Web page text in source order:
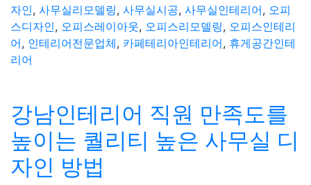
자인, 사무실리모델링, 사무실시공, 사무실인테리어, 오피
스디자인, 오피스레이아웃, 오피스리모델링, 오피스인테리
어, 인테리어전문업체, 카페테리아인테리어, 휴게공간인테
리어
강남인테리어 직원 만족도를
높이는 퀄리티 높은 사무실 디
자인 방법